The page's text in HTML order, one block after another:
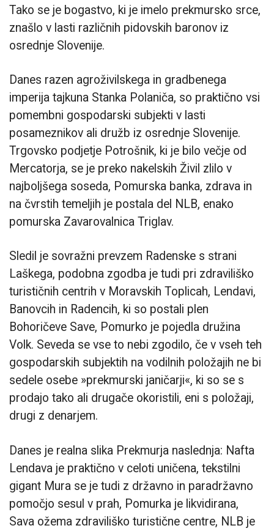
Tako se je bogastvo, ki je imelo prekmursko srce,
znašlo v lasti različnih pidovskih baronov iz
osrednje Slovenije.
Danes razen agroživilskega in gradbenega
imperija tajkuna Stanka Polaniča, so praktično vsi
pomembni gospodarski subjekti v lasti
posameznikov ali družb iz osrednje Slovenije.
Trgovsko podjetje Potrošnik, ki je bilo večje od
Mercatorja, se je preko nakelskih Živil zlilo v
najboljšega soseda, Pomurska banka, zdrava in
na čvrstih temeljih je postala del NLB, enako
pomurska Zavarovalnica Triglav.
Sledil je sovražni prevzem Radenske s strani
Laškega, podobna zgodba je tudi pri zdraviliško
turističnih centrih v Moravskih Toplicah, Lendavi,
Banovcih in Radencih, ki so postali plen
Bohoričeve Save, Pomurko je pojedla družina
Volk. Seveda se vse to nebi zgodilo, če v vseh teh
gospodarskih subjektih na vodilnih položajih ne bi
sedele osebe »prekmurski janičarji«, ki so se s
prodajo tako ali drugače okoristili, eni s položaji,
drugi z denarjem.
Danes je realna slika Prekmurja naslednja: Nafta
Lendava je praktično v celoti uničena, tekstilni
gigant Mura se je tudi z državno in paradržavno
pomočjo sesul v prah, Pomurka je likvidirana,
Sava ožema zdraviliško turistične centre, NLB je